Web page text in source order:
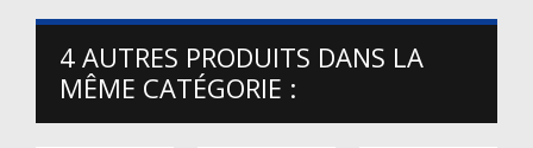
4 AUTRES PRODUITS DANS LA
MÊME CATÉGORIE :